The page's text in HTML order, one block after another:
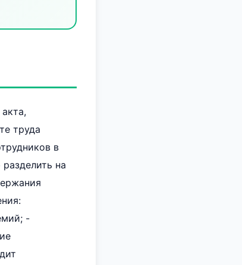
труда
в
на
-